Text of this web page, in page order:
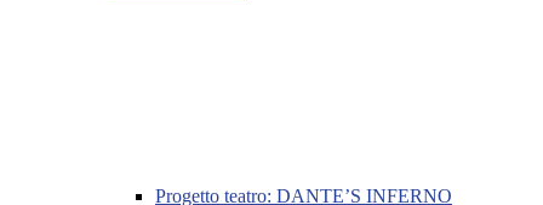
Progetto teatro: DANTE’S INFERNO